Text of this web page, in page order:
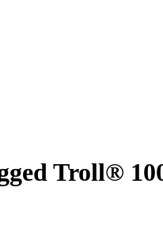
Troll®